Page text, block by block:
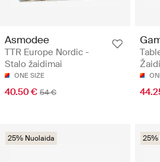
Asmodee
TTR Europe Nordic -
Stalo žaidimai
ONE SIZE
40.50 € 54 €
25% Nuolaida 25%